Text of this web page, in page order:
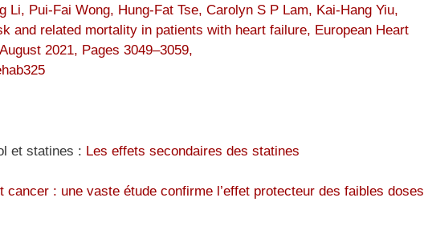
Li, Pui-Fai Wong, Hung-Fat Tse, Carolyn S P Lam, Kai-Hang Yiu,
and related mortality in patients with heart failure, European Heart
2021, Pages 3049–3059,
et statines : Les effets secondaires des statines
cancer : une vaste étude confirme l’effet protecteur des faibles doses